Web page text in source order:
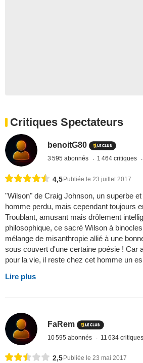
Critiques Spectateurs
benoitG80
3 595 abonnés 1 464 critiques
4,5 Publiée le 23 juillet 2017
"Wilson" de Craig Johnson, un superbe
homme perdu, mais cependant toujours
Troublant, amusant mais drôlement
philosophique, ce sacré Wilson à
mélange de misanthropie allié à une
sous couvert d'une certaine poésie ! Car
pour la vie, il reste chez cet homme un
Lire plus
FaRem
10 595 abonnés 11 634 critiques
2,5 Publiée le 23 mai 2017